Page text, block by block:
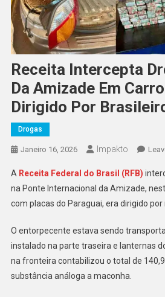
Receita Intercepta
Da Amizade Em
Dirigido Por
Drogas
Janeiro 16, 2026 Impakto
A Receita Federal do Brasil (RFB)
na Ponte Internacional da Amizade,
com placas do Paraguai, era dirigido
O entorpecente estava sendo
instalado na parte traseira e lanternas
na fronteira contabilizou o total de
substância análoga a maconha.